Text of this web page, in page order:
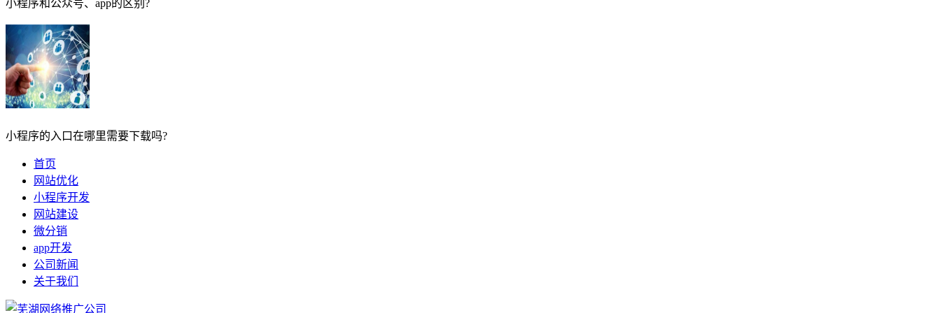
小程序和公众号、app的区别?
小程序的入口在哪里需要下载吗?
首页
网站优化
小程序开发
网站建设
微分销
app开发
公司新闻
关于我们